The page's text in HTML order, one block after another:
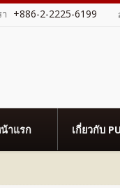
+886-2-2225-6199
าแรก เกี่ยวกับ